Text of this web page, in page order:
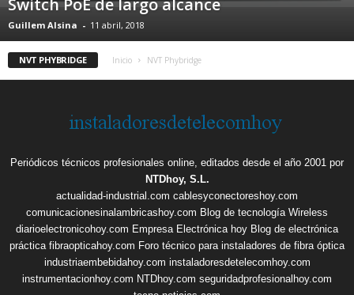
Switch PoE de largo alcance
Guillem Alsina - 11 abril, 2018
NVT PHYBRIDGE Inicio NVT Phybridge
Periódicos técnicos profesionales online, editados desde el año 2001 por
NTDhoy, S.L.
actualidad-industrial.com cablesyconectoreshoy.com
comunicacionesinalambricashoy.com Blog de tecnología Wireless
diarioelectronicohoy.com Empresa Electrónica hoy Blog de electrónica
práctica fibraopticahoy.com Foro técnico para instaladores de fibra óptica
industriaembebidahoy.com instaladoresdetelecomhoy.com
instrumentacionhoy.com NTDhoy.com seguridadprofesionalhoy.com